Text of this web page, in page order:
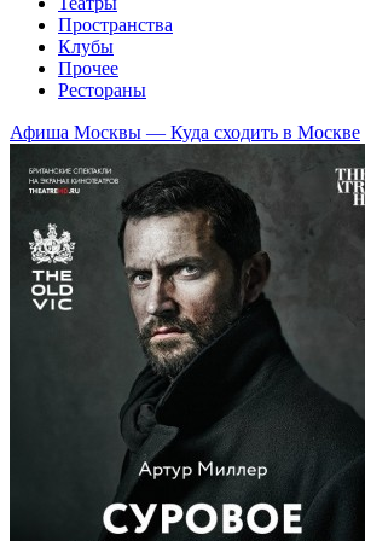
Пространства
Клубы
Прочее
Рестораны
Афиша Москвы — Куда сходить в Москве